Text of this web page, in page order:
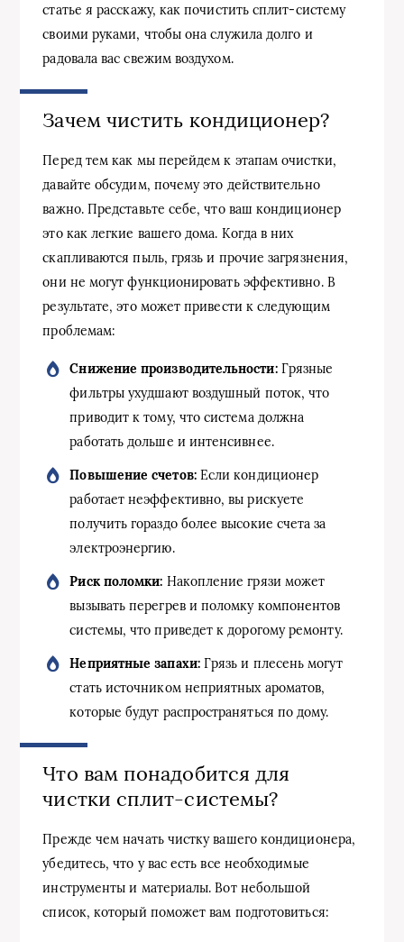
статье я расскажу, как почистить сплит-систему
своими руками, чтобы она служила долго и
радовала вас свежим воздухом.
Зачем чистить кондиционер?
Перед тем как мы перейдем к этапам очистки,
давайте обсудим, почему это действительно
важно. Представьте себе, что ваш кондиционер
это как легкие вашего дома. Когда в них
скапливаются пыль, грязь и прочие загрязнения,
они не могут функционировать эффективно. В
результате, это может привести к следующим
проблемам:
Снижение производительности:Грязные
фильтры ухудшают воздушный поток, что
приводит к тому, что система должна
работать дольше и интенсивнее.
Повышение счетов:Если кондиционер
работает неэффективно, вы рискуете
получить гораздо более высокие счета за
электроэнергию.
Риск поломки: Накопление грязи может
вызывать перегрев и поломку компонентов
системы, что приведет к дорогому ремонту.
Неприятные запахи:Грязь и плесень могут
стать источником неприятных ароматов,
которые будут распространяться по дому.
Что вам понадобится для
чистки сплит-системы?
Прежде чем начать чистку вашего кондиционера,
убедитесь, что у вас есть все необходимые
инструменты и материалы. Вот небольшой
список, который поможет вам подготовиться: